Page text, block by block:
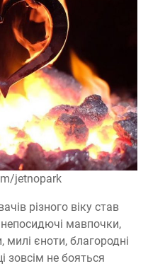
jetnopark
різного віку став
мавпочки,
милі єноти, благородні
зовсім не бояться